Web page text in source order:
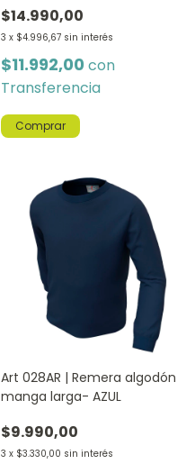
$14.990,00
3 x $4.996,67 sin interés
$11.992,00 con
Transferencia
Comprar
Art 028AR | Remera algodón
manga larga- AZUL
$9.990,00
3 x $3.330,00 sin interés